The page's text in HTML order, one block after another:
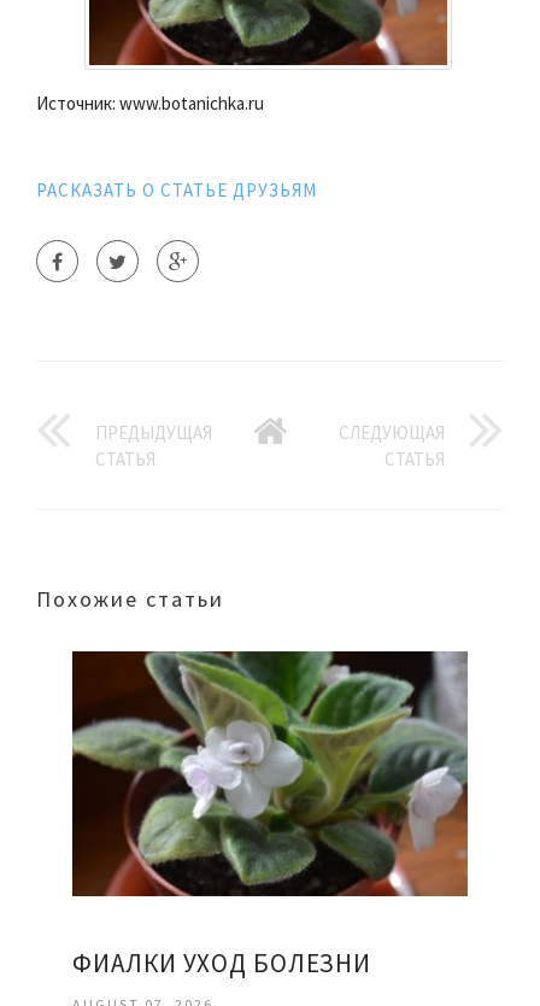
Источник: www.botanichka.ru
РАСКАЗАТЬ О СТАТЬЕ ДРУЗЬЯМ
ПРЕДЫДУЩАЯ
СТАТЬЯ
СЛЕДУЮЩАЯ
СТАТЬЯ
Похожие статьи
ФИАЛКИ УХОД БОЛЕЗНИ